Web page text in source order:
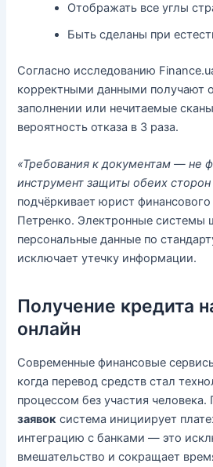
Отображать все углы
Быть сделаны при
Согласно исследованию
корректными данными получают
заполнении или нечитаемые
вероятность отказа в 3 раза.
«Требования к документам — не
инструмент защиты обеих сторон
подчёркивает юрист
Петренко. Электронные системы
персональные данные по
исключает утечку информации.
Получение кредита
онлайн
Современные финансовые
когда перевод средств стал
процессом без участия
заявок система инициирует
интеграцию с банками — это
вмешательство и сокращает